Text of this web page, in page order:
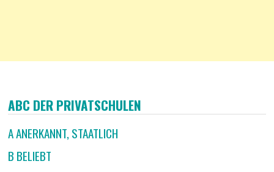
ABC DER PRIVATSCHULEN
A ANERKANNT, STAATLICH
B BELIEBT